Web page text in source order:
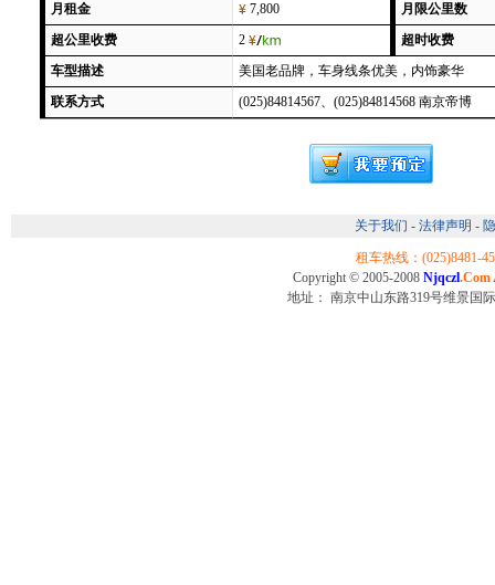
月租金
7,800
月限公里数
超公里收费
2
超时收费
车型描述
美国老品牌，车身线条优美，内饰豪华
联系方式
(025)84814567、(025)84814568 南京帝博
关于我们 - 法律声明 -
租车热线：(025)8481-
Copyright © 2005-2008 Njqczl.Com
地址： 南京中山东路319号维景国